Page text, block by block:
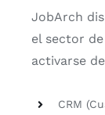
JobArch
el sector
activarse
CRM